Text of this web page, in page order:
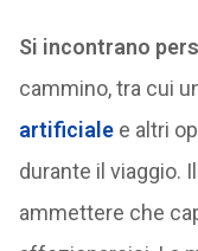
Si incontrano
cammino, tra cui
artificialee altri
durante il viaggio.
ammettere che